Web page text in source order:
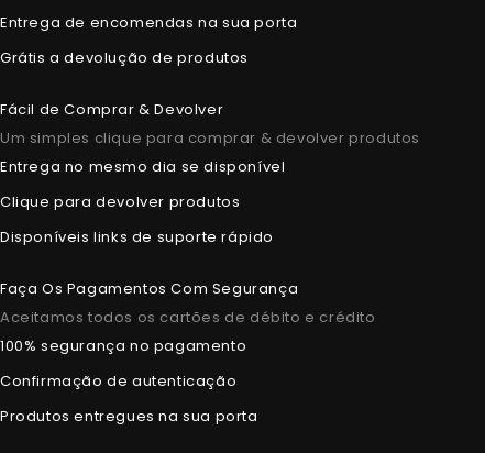
Entrega de encomendas na sua porta
Grátis a devolução de produtos
Fácil de Comprar & Devolver
Um simples clique para comprar & devolver produtos
Entrega no mesmo dia se disponível
Clique para devolver produtos
Disponíveis links de suporte rápido
Faça Os Pagamentos Com Segurança
Aceitamos todos os cartões de débito e crédito
100% segurança no pagamento
Confirmação de autenticação
Produtos entregues na sua porta